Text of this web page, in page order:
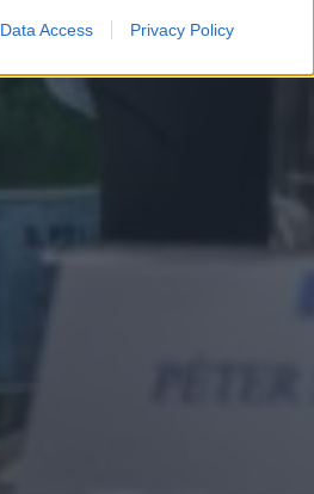
Data Access Privacy Policy